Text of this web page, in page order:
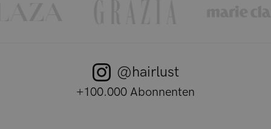
+100.000 Abonnenten
@hairlust